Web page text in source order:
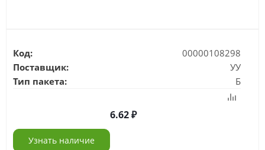
Код:
00000108298
Поставщик:
УУ
Тип пакета:
Б
6.62
Узнать наличие